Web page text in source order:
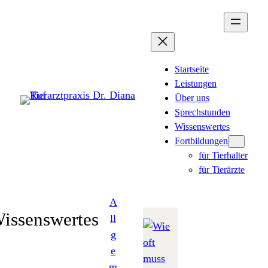
Startseite
Leistungen
Über uns
Sprechstunden
Wissenswertes
Fortbildungen
für Tierhalter
für Tierärzte
A
ll
g
e